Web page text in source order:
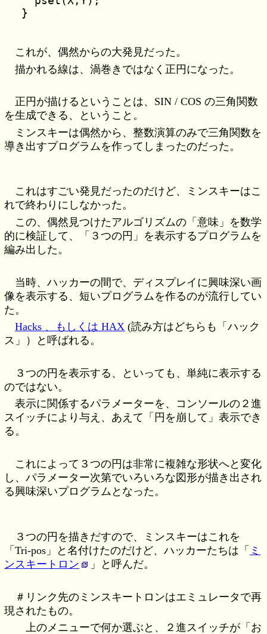
これが、偶然からの大発見だった。
描かれる線は、渦巻きではなく正円になった。
正円が描けるということは、SIN / COS の三角関数
を生成できる、ということ。
ミンスキーは偶然から、整数演算のみで三角関数を
導き出すプログラムを作ってしまったのだった。
これはすごい発見だったのだけど、ミンスキーはこ
れで終わりにしなかった。
この、偶然見つけたアルゴリズムの「意味」を数学
的に検証して、「３つの円」を表示するプログラムを
編み出した。
当時、ハッカーの間で、ディスプレイに興味深い画
像を表示する、短いプログラムを作るのが流行してい
た。
Hacks 、もしくは HAX (読み方はどちらも「ハック
ス」）と呼ばれる。
３つの円を表示する、といっても、単純に表示する
のではない。
表示に関係するパラメーターを、コンソールの２進
スイッチにより与え、あえて「円を崩して」表示でき
る。
これによって３つの円は非常に複雑な形状へと変化
し、パラメーター次第でいろいろな図形が描き出され
る興味深いプログラムとなった。
３つの円を描きだすので、ミンスキーはこれを
「Tri-pos」と名付けたのだけど、ハッカーたちは「 ミ
ンスキートロン
」と呼んだ。
＃リンク先のミンスキートロンはエミュレータで再
現されたもの。
上のメニューで何か選ぶと、２進スイッチが「お